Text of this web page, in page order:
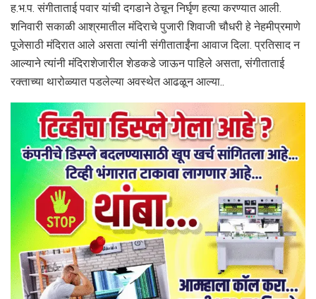
ह.भ.प. संगीताताई पवार यांची दगडाने ठेचून निर्घृण हत्या करण्यात आली.
शनिवारी सकाळी आश्रमातील मंदिराचे पुजारी शिवाजी चौधरी हे नेहमीप्रमाणे
पूजेसाठी मंदिरात आले असता त्यांनी संगीताताईंना आवाज दिला. प्रतिसाद न
आल्याने त्यांनी मंदिराशेजारील शेडकडे जाऊन पाहिले असता, संगीताताई
रक्ताच्या थारोळ्यात पडलेल्या अवस्थेत आढळून आल्या..